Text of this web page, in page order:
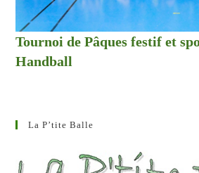
Tournoi de Pâques festif et
Handball
La P’tite Balle